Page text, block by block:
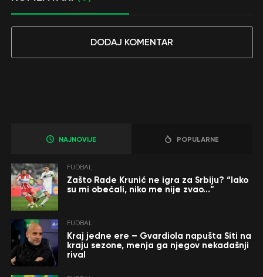
DODAJ KOMENTAR
NAJNOVIJE POPULARNE
FUDBAL
Zašto Rade Krunić ne igra za Srbiju? “Iako
su mi obećali, niko me nije zvao…”
FUDBAL
Kraj jedne ere – Gvardiola napušta Siti na
kraju sezone, menja ga njegov nekadašnji
rival